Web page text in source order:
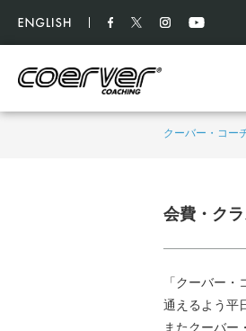
クーバー・コー
会費・ク
「クーバー
通えるよう平
またクーバー